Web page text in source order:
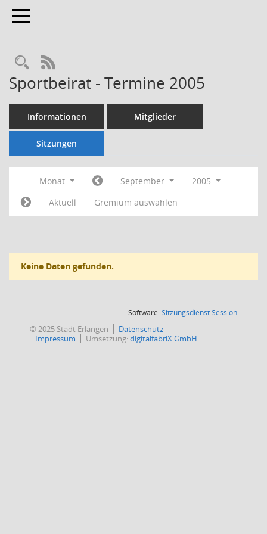
Toggle navigation
Rechercheauswahl
RSS-Feed
Sportbeirat - Termine 2005
Informationen Mitglieder
Sitzungen
Monat September
2005
Aktuell
Gremium auswählen
Keine Daten gefunden.
Software:SitzungsdienstSession(Wird in
© 2025 Stadt Erlangen
Datenschutz
Impressum
Umsetzung:digitalfabriX GmbH